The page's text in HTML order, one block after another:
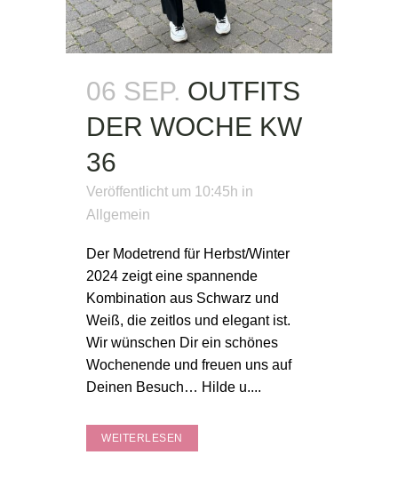
06 SEP. OUTFITS
DER WOCHE KW
36
Veröffentlicht um 10:45h in
Allgemein
Der Modetrend für Herbst/Winter
2024 zeigt eine spannende
Kombination aus Schwarz und
Weiß, die zeitlos und elegant ist.
Wir wünschen Dir ein schönes
Wochenende und freuen uns auf
Deinen Besuch… Hilde u....
WEITERLESEN